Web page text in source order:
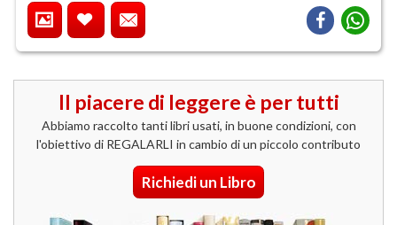
Il piacere di leggere è per tutti
Abbiamo raccolto tanti libri usati, in buone condizioni, con
l'obiettivo di REGALARLI in cambio di un piccolo contributo
Richiedi un Libro